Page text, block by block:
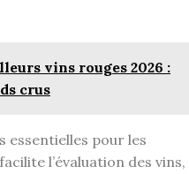
vins rouges 2026 :
crus
essentielles pour les
l’évaluation des vins,